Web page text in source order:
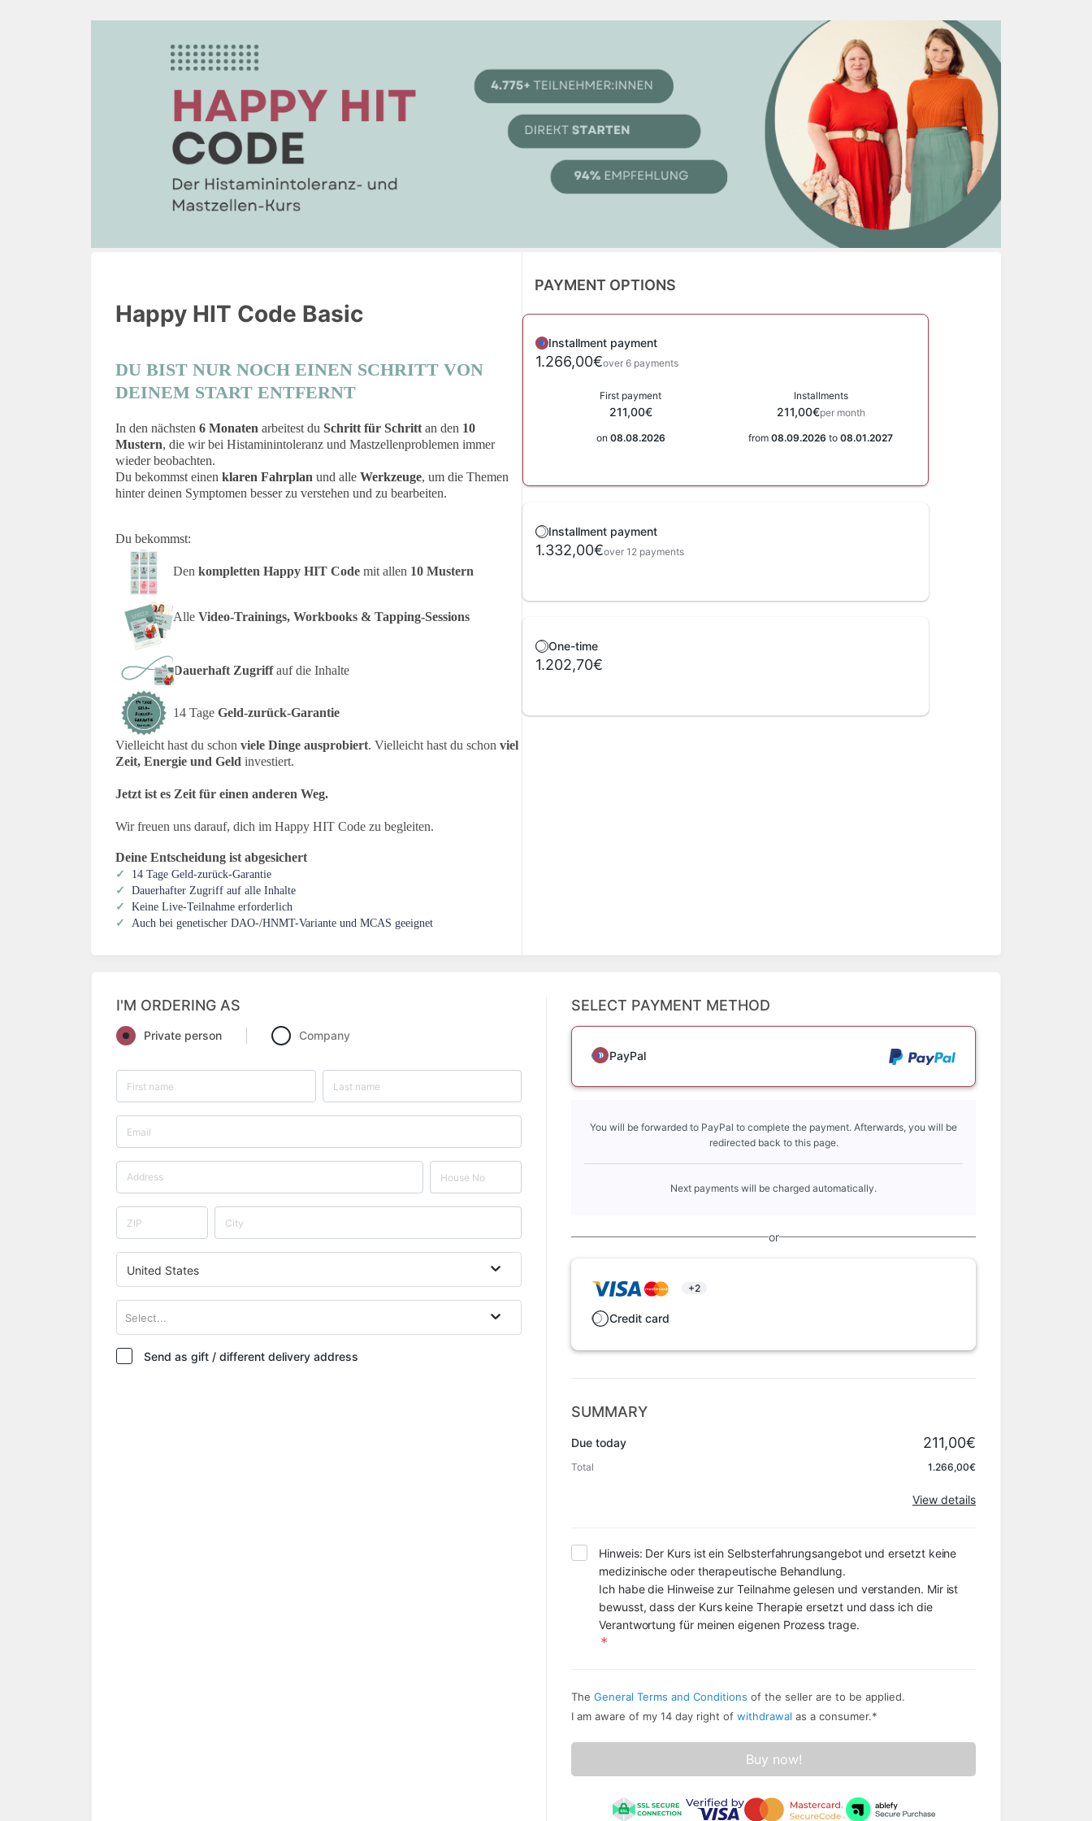
Happy HIT Code Basic
DU BIST NUR NOCH EINEN SCHRITT VON
DEINEM START ENTFERNT
In den nächsten 6 Monaten arbeitest du Schritt für Schritt an den 10
Mustern, die wir bei Histaminintoleranz und Mastzellenproblemen immer
wieder beobachten.
Du bekommst einen klaren Fahrplan und alle Werkzeuge, um die Themen
hinter deinen Symptomen besser zu verstehen und zu bearbeiten.
Du bekommst:
Den kompletten Happy HIT Code mit allen 10 Mustern
Alle Video-Trainings, Workbooks & Tapping-Sessions
Dauerhaft Zugriffauf die Inhalte
14 Tage Geld-zurück-Garantie
Vielleicht hast du schon viele Dinge ausprobiert. Vielleicht hast du schon viel
Zeit, Energie und Geld investiert.
Jetzt ist es Zeit für einen anderen Weg.
Wir freuen uns darauf, dich im Happy HIT Code zu begleiten.
Deine Entscheidung ist abgesichert
✓
14 Tage Geld-zurück-Garantie
✓
Dauerhafter Zugriff auf alle Inhalte
✓
Keine Live-Teilnahme erforderlich
✓
Auch bei genetischer DAO-/HNMT-Variante und MCAS geeignet
PAYMENT OPTIONS
Installment payment
1.266,00€over 6 payments
First payment
211,00€
on 08.08.2026
Installments
211,00€per month
from 08.09.2026 to 08.01.2027
Installment payment
1.332,00€over 12 payments
One-time
1.202,70€
I'M ORDERING AS
Private person Company
United States
Select...
Send as gift / different delivery address
SELECT PAYMENT METHOD
PayPal
You will be forwarded to PayPal to complete the payment. Afterwards, you will be
redirected back to this page.
Next payments will be charged automatically.
or
+2
Credit card
SUMMARY
Due today 211,00€
Total 1.266,00€
View details
Hinweis: Der Kurs ist ein Selbsterfahrungsangebot und ersetzt keine
medizinische oder therapeutische Behandlung.
Ich habe die Hinweise zur Teilnahme gelesen und verstanden. Mir ist
bewusst, dass der Kurs keine Therapie ersetzt und dass ich die
Verantwortung für meinen eigenen Prozess trage.
The General Terms and Conditions of the seller are to be applied.
I am aware of my 14 day right of withdrawal as a consumer.*
Buy now!